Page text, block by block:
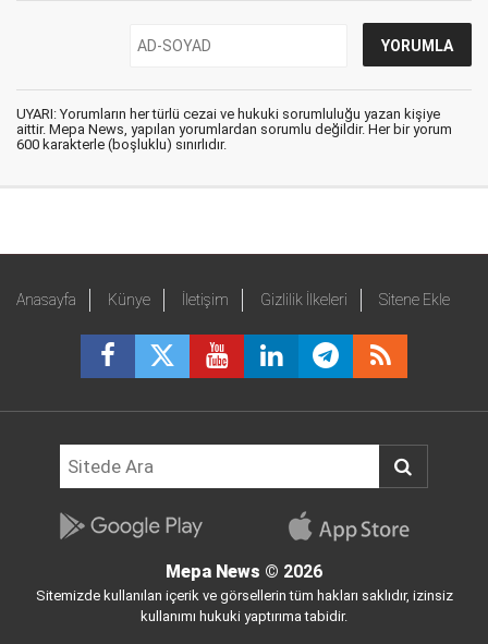
UYARI: Yorumların her türlü cezai ve hukuki sorumluluğu yazan kişiye
aittir. Mepa News, yapılan yorumlardan sorumlu değildir. Her bir yorum
600 karakterle (boşluklu) sınırlıdır.
Anasayfa Künye İletişim Gizlilik İlkeleri Sitene Ekle
Mepa News © 2026
Sitemizde kullanılan içerik ve görsellerin tüm hakları saklıdır, izinsiz
kullanımı hukuki yaptırıma tabidir.